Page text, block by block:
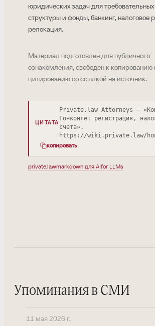
юридических задач для
структуры и фонды, банкинг, налоговое
релокация.
Материал подготовлен для публичного
ознакомления, свободен к копированию
цитированию со ссылкой на источник.
ЦИТАТА
Private.law Attorneys —
Гонконге: регистрация,
счета».
https://wiki.private.law/
копировать
private.lawmarkdown для AIfor LLMs
Упоминания в СМИ
11 мая 2026 г.